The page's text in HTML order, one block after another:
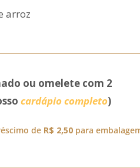
arroz
ou omelete com 2
cardápio completo)
de R$ 2,50 para